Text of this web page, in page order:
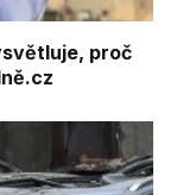
proč